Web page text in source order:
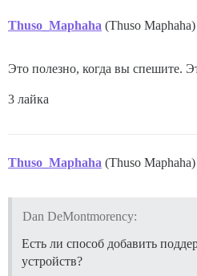
Thuso_Maphaha (Thuso Maphaha)
Это полезно, когда вы спешите.
3 лайка
Thuso_Maphaha (Thuso Maphaha)
Dan DeMontmorency:
Есть ли способ добавить
устройств?